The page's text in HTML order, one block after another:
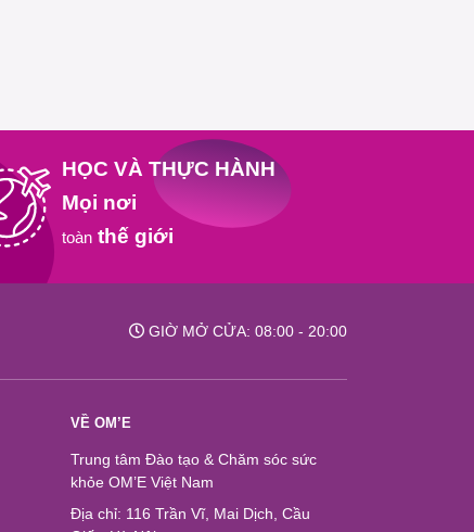
HỌC VÀ THỰC HÀNH
Mọi nơi
toànthế giới
GIỜ MỞ CỬA: 08:00 - 20:00
VỀ OM’E
Trung tâm Đào tạo & Chăm sóc sức
khỏe OM’E Việt Nam
Địa chỉ: 116 Trần Vĩ, Mai Dịch, Cầu